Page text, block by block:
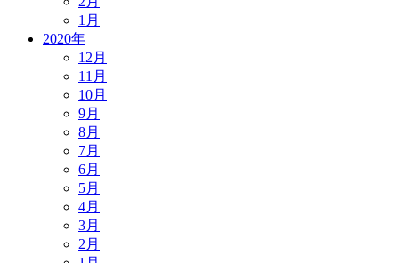
1月
2020年
12月
11月
10月
9月
8月
7月
6月
5月
4月
3月
2月